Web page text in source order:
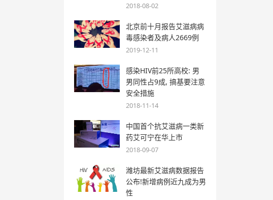
2018-08-02
北京前十月报告艾滋病病
毒感染者及病人2669例
2019-12-11
感染HIV前25所高校: 男
男同性占9成, 搞基要注意
安全措施
2018-11-14
中国首个抗艾滋病一类新
药艾可宁在华上市
2018-09-07
潍坊最新艾滋病数据报告
公布!新增病例近九成为男
性